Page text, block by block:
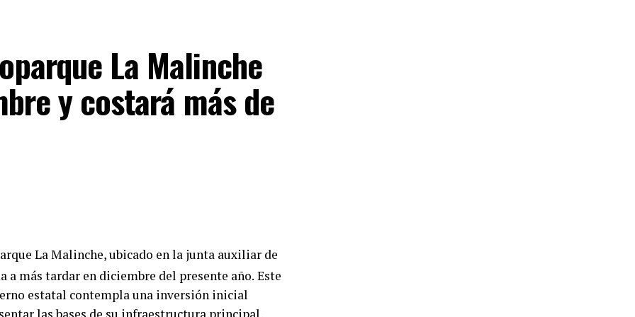
acompañamiento
reconstruir su
entorno de seguridad,
Armenta Mier.
una problemática que impulsó la adopción del
La Malinche
y costará más de
La Malinche, ubicado en la junta auxiliar de
a más tardar en diciembre del presente año. Este
estatal contempla una inversión inicial
las bases de su infraestructura principal.